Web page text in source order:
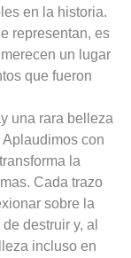
en la historia.
representan, es
un lugar
que fueron
una rara belleza
con
la
Cada trazo
sobre la
destruir y, al
incluso en